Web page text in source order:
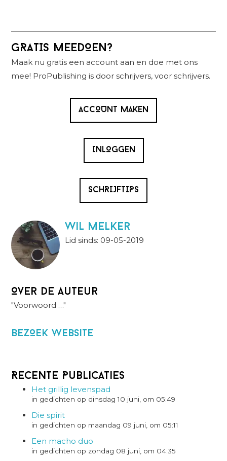
Primaire
Sidebar
GRATIS MEEDOEN?
Maak nu gratis een account aan en doe met ons
mee! ProPublishing is door schrijvers, voor schrijvers.
ACCOUNT MAKEN
INLOGGEN
SCHRIJFTIPS
wil melker
Lid sinds: 09-05-2019
Over de auteur
"Voorwoord …"
BezOek website
Recente Publicaties
Het grillig levenspad
in gedichten op dinsdag 10 juni, om 05:49
Die spirit
in gedichten op maandag 09 juni, om 05:11
Een macho duo
in gedichten op zondag 08 juni, om 04:35